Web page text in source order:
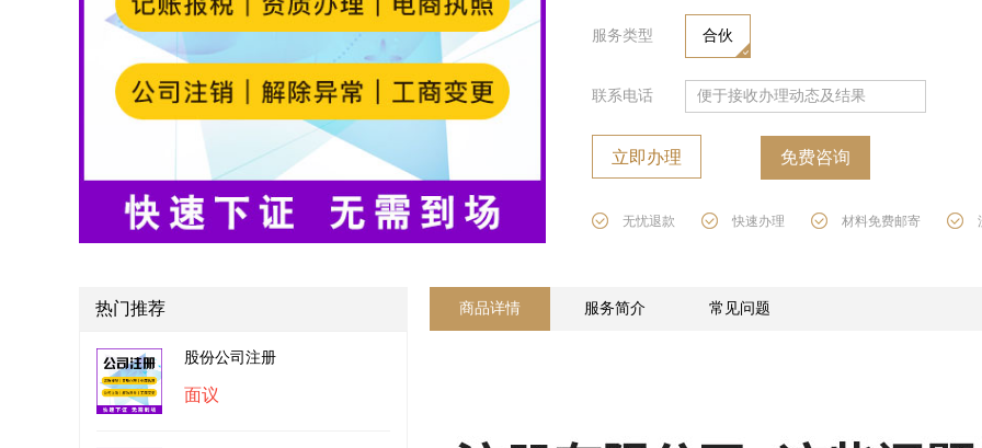
服务类型 合伙
联系电话
立即办理 免费咨询
无忧退款 快速办理 材料免费邮寄
热门推荐
股份公司注册
面议
商品详情 服务简介 常见问题